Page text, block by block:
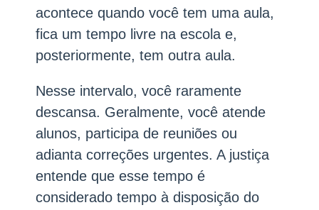
acontece quando você tem uma aula,
fica um tempo livre na escola e,
posteriormente, tem outra aula.
Nesse intervalo, você raramente
descansa. Geralmente, você atende
alunos, participa de reuniões ou
adianta correções urgentes. A justiça
entende que esse tempo é
considerado tempo à disposição do